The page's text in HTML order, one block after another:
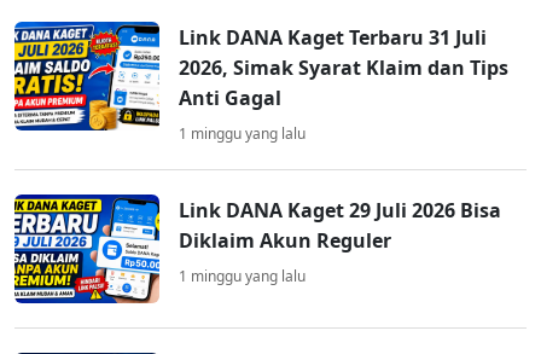
Link DANA Kaget Terbaru 31 Juli
2026, Simak Syarat Klaim dan Tips
Anti Gagal
1 minggu yang lalu
Link DANA Kaget 29 Juli 2026 Bisa
Diklaim Akun Reguler
1 minggu yang lalu